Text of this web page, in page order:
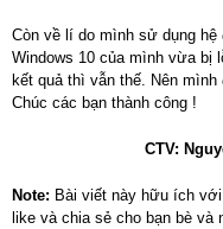
Còn về lí do mình sử dụng hệ
Windows 10 của mình vừa bị
kết quả thì vẫn thế. Nên
Chúc các bạn thành công !
CTV:
Note: Bài viết này hữu ích
like và chia sẻ cho bạn bè và